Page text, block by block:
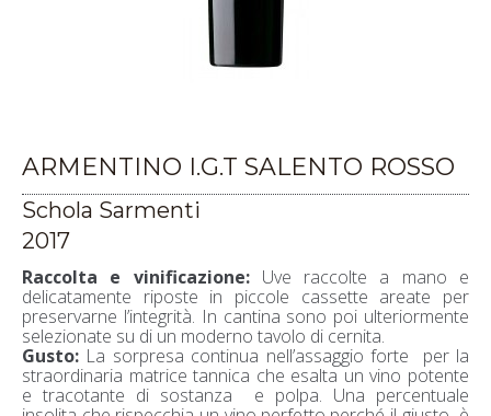
ARMENTINO I.G.T SALENTO ROSSO
Schola Sarmenti
2017
Raccolta e vinificazione:Uve raccolte a mano e
delicatamente riposte in piccole cassette areate per
preservarne l’integrità. In cantina sono poi ulteriormente
selezionate su di un moderno tavolo di cernita.
Gusto: La sorpresa continua nell’assaggio forte per la
straordinaria matrice tannica che esalta un vino potente
e tracotante di sostanza e polpa. Una percentuale